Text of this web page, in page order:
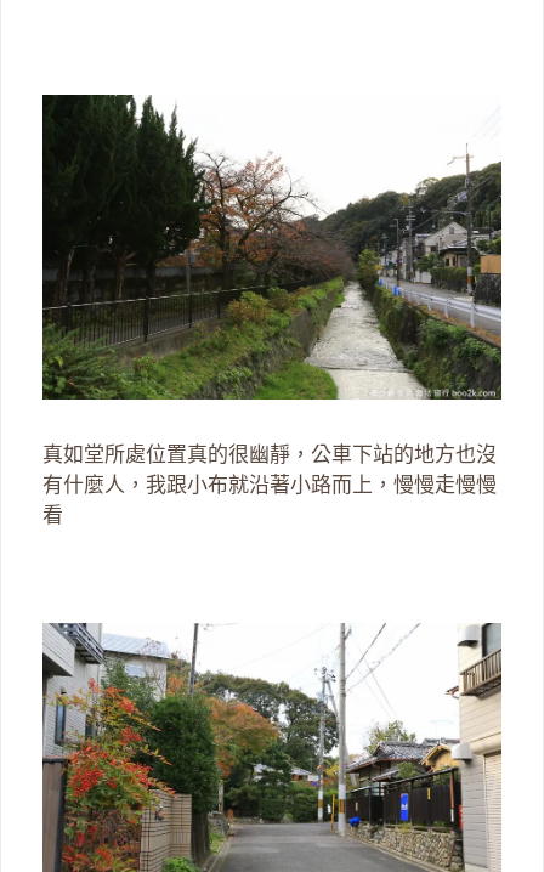
真如堂所處位置真的很幽靜，公車下站的地方也沒
有什麼人，我跟小布就沿著小路而上，慢慢走慢慢
看